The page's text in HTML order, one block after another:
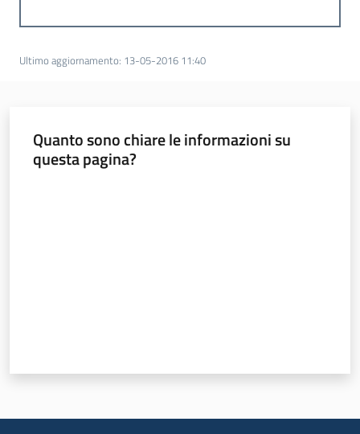
Ultimo aggiornamento: 13-05-2016 11:40
Quanto sono chiare le informazioni su
questa pagina?